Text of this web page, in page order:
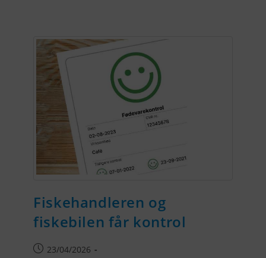
Fiskehandleren og
fiskebilen får kontrol
23/04/2026